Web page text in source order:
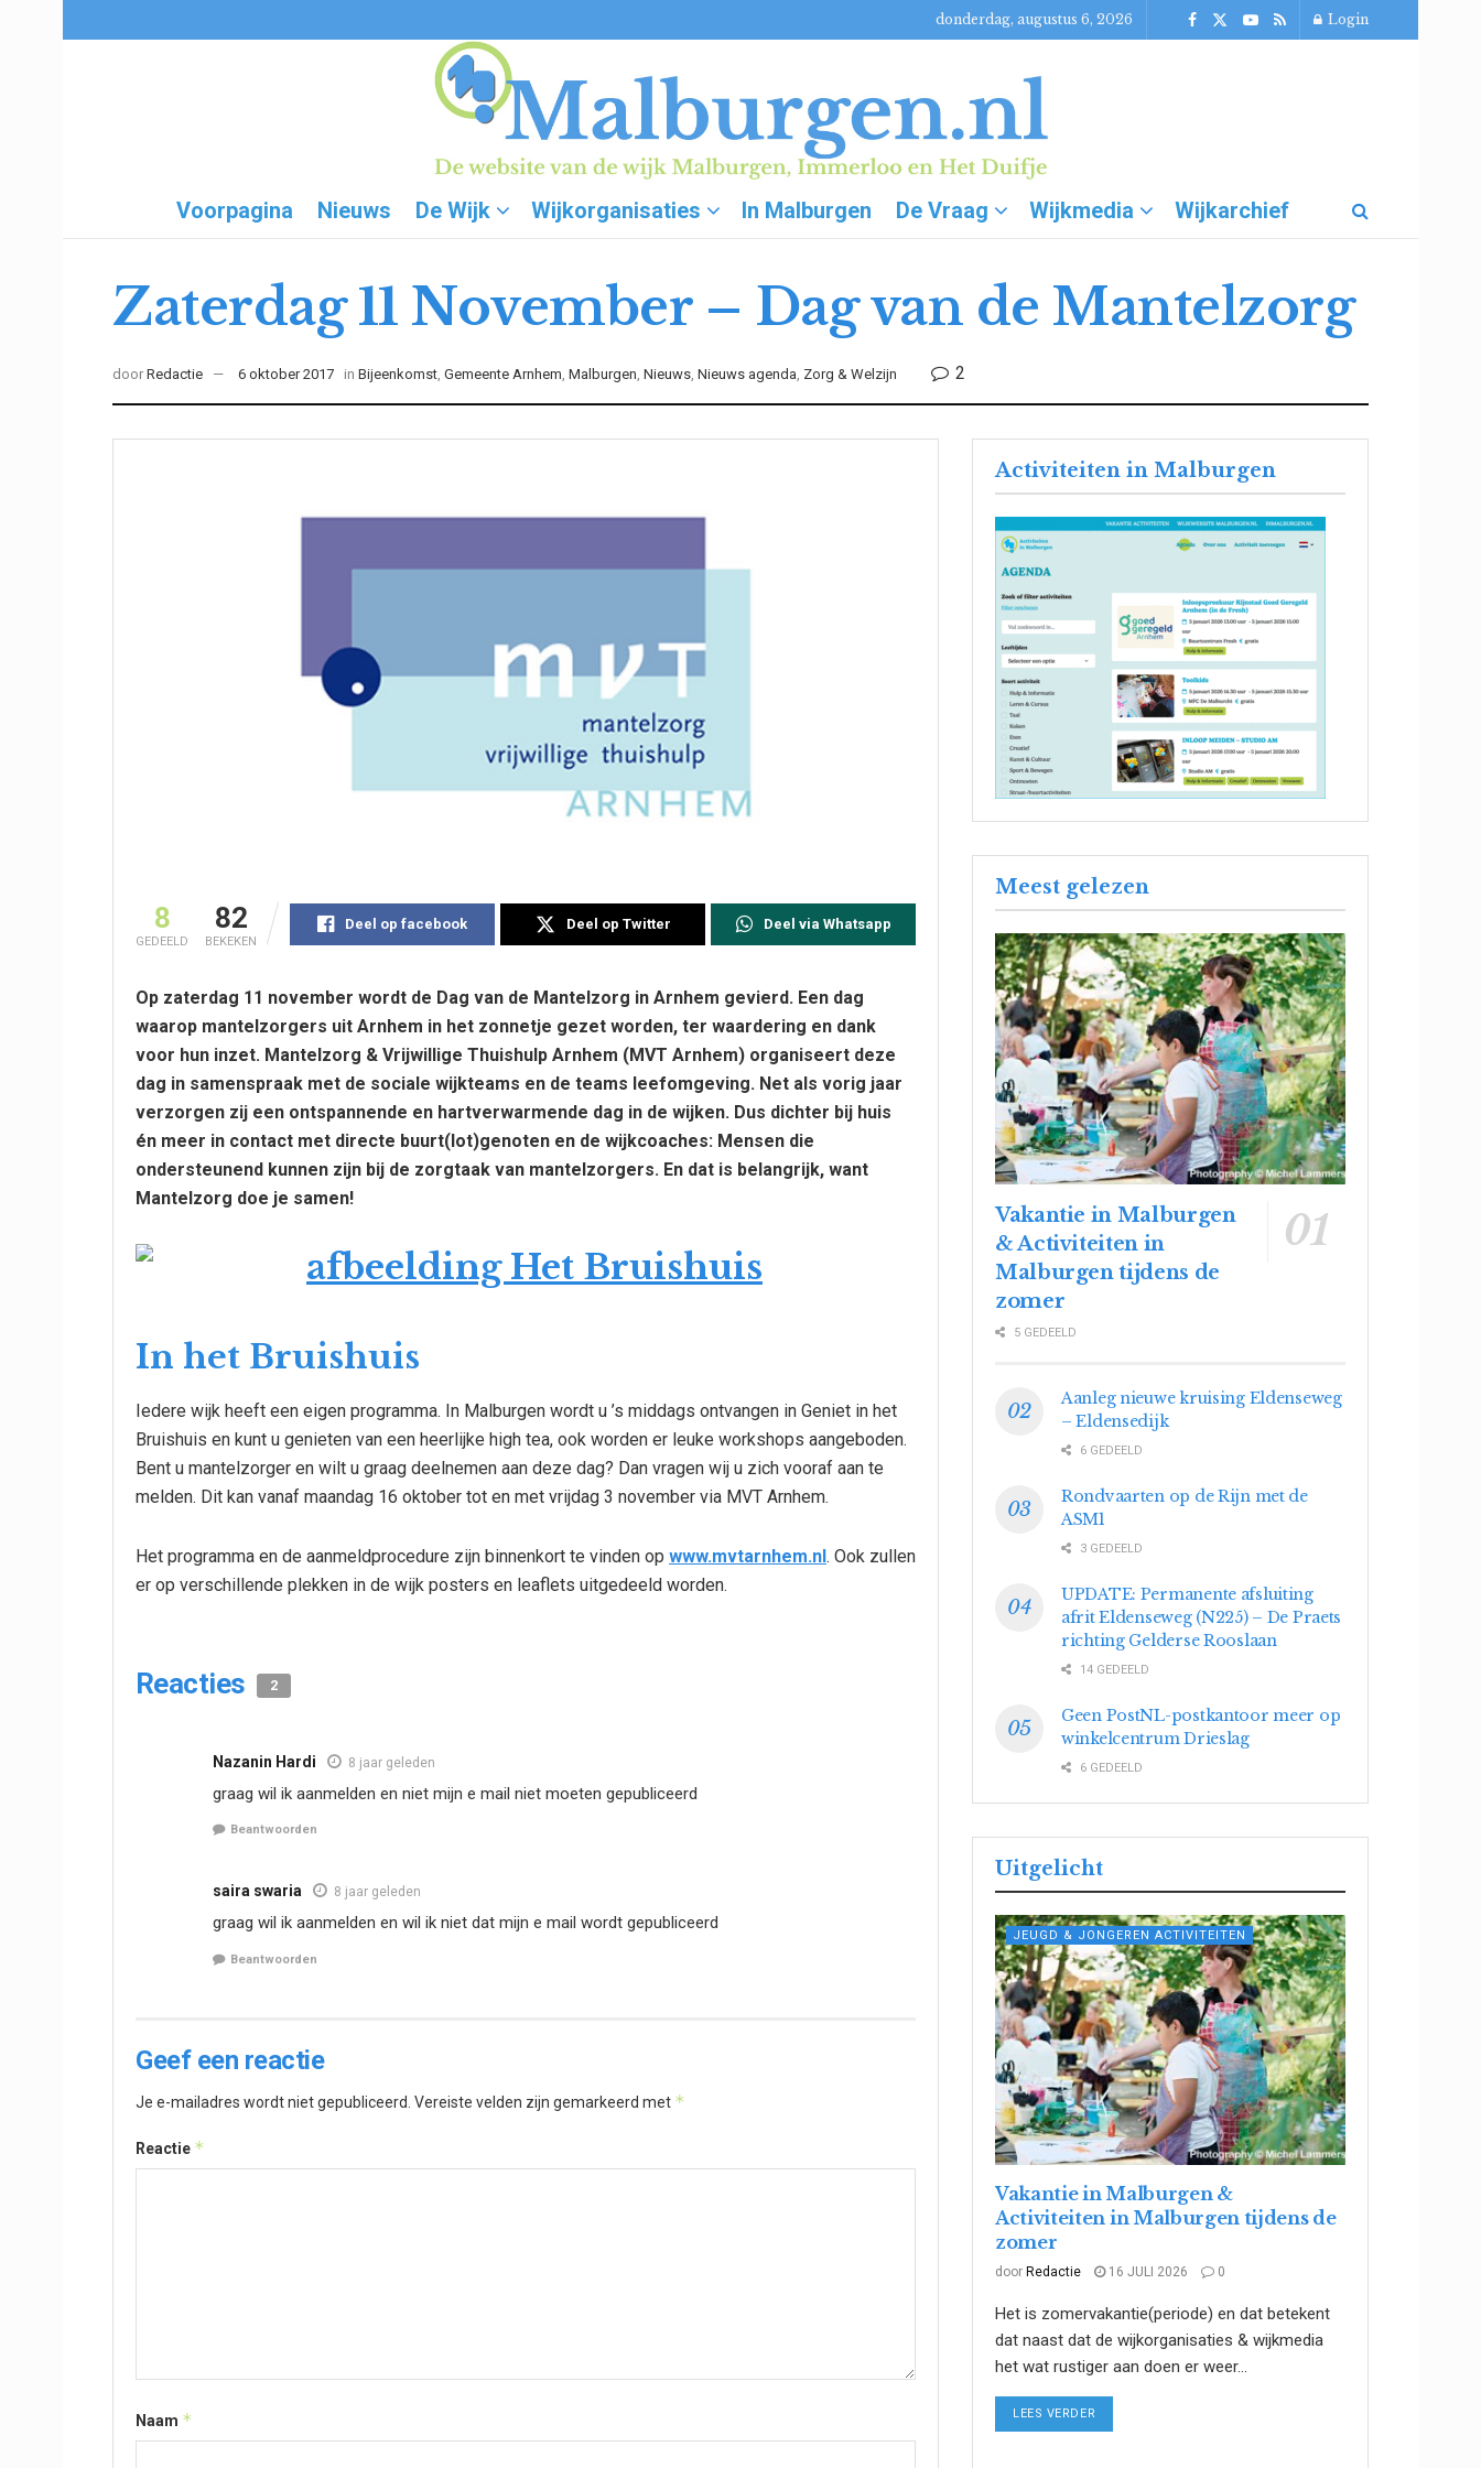
donderdag, augustus 6, 2026 Login
Voorpagina Nieuws De Wijk Wijkorganisaties In Malburgen De Vraag Wijkmedia Wijkarchief
Zaterdag 11 November – Dag van de Mantelzorg
door Redactie 6 oktober 2017 in Bijeenkomst, Gemeente Arnhem, Malburgen, Nieuws, Nieuws agenda, Zorg & Welzijn 2
8
GEDEELD
82
BEKEKEN
Deel op facebook Deel op Twitter Deel via Whatsapp
Op zaterdag 11 november wordt de Dag van de Mantelzorg in Arnhem gevierd. Een dag
waarop mantelzorgers uit Arnhem in het zonnetje gezet worden, ter waardering en dank
voor hun inzet. Mantelzorg & Vrijwillige Thuishulp Arnhem (MVT Arnhem) organiseert deze
dag in samenspraak met de sociale wijkteams en de teams leefomgeving. Net als vorig jaar
verzorgen zij een ontspannende en hartverwarmende dag in de wijken. Dus dichter bij huis
én meer in contact met directe buurt(lot)genoten en de wijkcoaches: Mensen die
ondersteunend kunnen zijn bij de zorgtaak van mantelzorgers. En dat is belangrijk, want
Mantelzorg doe je samen!
In het Bruishuis
Iedere wijk heeft een eigen programma. In Malburgen wordt u ’s middags ontvangen in Geniet in het
Bruishuis en kunt u genieten van een heerlijke high tea, ook worden er leuke workshops aangeboden.
Bent u mantelzorger en wilt u graag deelnemen aan deze dag? Dan vragen wij u zich vooraf aan te
melden. Dit kan vanaf maandag 16 oktober tot en met vrijdag 3 november via MVT Arnhem.
Het programma en de aanmeldprocedure zijn binnenkort te vinden op www.mvtarnhem.nl. Ook zullen
er op verschillende plekken in de wijk posters en leaflets uitgedeeld worden.
Reacties 2
Nazanin Hardi 8 jaar geleden
graag wil ik aanmelden en niet mijn e mail niet moeten gepubliceerd
Beantwoorden
saira swaria 8 jaar geleden
graag wil ik aanmelden en wil ik niet dat mijn e mail wordt gepubliceerd
Beantwoorden
Geef een reactie
Je e-mailadres wordt niet gepubliceerd. Vereiste velden zijn gemarkeerd met *
Reactie *
Naam *
Activiteiten in Malburgen
Meest gelezen
Vakantie in Malburgen
& Activiteiten in
Malburgen tijdens de
zomer
5 GEDEELD
Aanleg nieuwe kruising Eldenseweg
– Eldensedijk
6 GEDEELD
Rondvaarten op de Rijn met de
ASM1
3 GEDEELD
UPDATE: Permanente afsluiting
afrit Eldenseweg (N225) – De Praets
richting Gelderse Rooslaan
14 GEDEELD
Geen PostNL-postkantoor meer op
winkelcentrum Drieslag
6 GEDEELD
Uitgelicht
JEUGD & JONGEREN ACTIVITEITEN
Vakantie in Malburgen &
Activiteiten in Malburgen tijdens de
zomer
door Redactie 16 JULI 2026 0
Het is zomervakantie(periode) en dat betekent
dat naast dat de wijkorganisaties & wijkmedia
het wat rustiger aan doen er weer...
LEES VERDER